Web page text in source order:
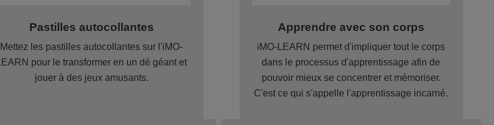
Pastilles autocollantes
Mettez les pastilles autocollantes sur l'iMO-
LEARN pour le transformer en un dé géant et
jouer à des jeux amusants.
Apprendre avec son corps
iMO-LEARN permet d'impliquer tout le corps
dans le processus d'apprentissage afin de
pouvoir mieux se concentrer et mémoriser.
C'est ce qui s'appelle l'apprentissage incarné.